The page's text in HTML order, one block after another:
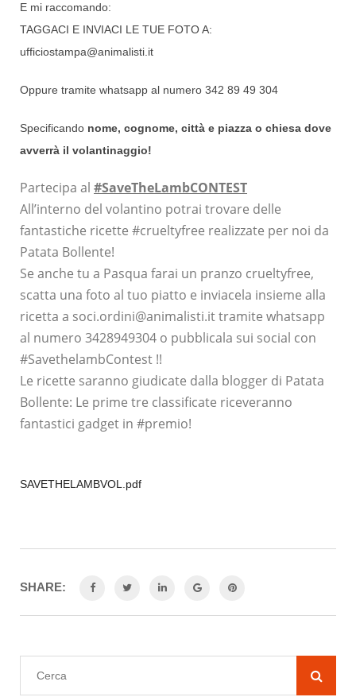
E mi raccomando:
TAGGACI E INVIACI LE TUE FOTO A:
ufficiostampa@animalisti.it
Oppure tramite whatsapp al numero 342 89 49 304
Specificando nome, cognome, città e piazza o chiesa dove
avverrà il volantinaggio!
Partecipa al #SaveTheLambCONTEST
All’interno del volantino potrai trovare delle
fantastiche ricette #crueltyfree realizzate per noi da
Patata Bollente!
Se anche tu a Pasqua farai un pranzo crueltyfree,
scatta una foto al tuo piatto e inviacela insieme alla
ricetta a soci.ordini@animalisti.it tramite whatsapp
al numero 3428949304 o pubblicala sui social con
#SavethelambContest !!
Le ricette saranno giudicate dalla blogger di Patata
Bollente: Le prime tre classificate riceveranno
fantastici gadget in #premio!
SAVETHELAMBVOL.pdf
SHARE: